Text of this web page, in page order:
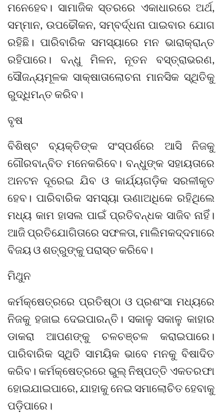
ମନେହେବ। ସାମାଜିକ ସ୍ତରରେ ଏକାଧାରରେ ଅର୍ଥ,
ସମ୍ମାନ, ଉପଢୌକନ, ସମ୍ବର୍ଦ୍ଧନା ପାଇବାର ଯୋଗ
ରହିଛି। ପାରିବାରିକ ସମସ୍ୟାରେ ମନ ଭାରାକ୍ରାନ୍ତ
ରହିପାରେ। ବନ୍ଧୁ ମିଳନ, ନୂତନ ବସ୍ତ୍ରାଭରଣ,
ସୌଜନ୍ୟମୂଳକ ସାକ୍ଷାତାଲୋଚନା ମାନସିକ ସ୍ଥିତିକୁ
ରୁଦ୍ଧିମନ୍ତ କରିବ।
ବୃଷ
ବିଶିଷ୍ଟ ବ୍ୟକ୍ତିଙ୍କ ସଂସ୍ପର୍ଶରେ ଆସି ନିଜକୁ
ଗୌରବାନ୍ବିତ ମନେକରିବେ। ବନ୍ଧୁଙ୍କ ସହାୟତାରେ
ଅନଟନ ଦୂରେଇ ଯିବ ଓ କାର୍ଯ୍ୟଗଡ଼ିକ ସରଳୀକୃତ
ହେବ। ପାରିବାରିକ ସମସ୍ୟା ଊଣାଅଧିକେ ରହିଥିଲେ
ମଧ୍ୟ କାମ ହାସଲ ପାଇଁ ପ୍ରତିବନ୍ଧକ ସାଜିବ ନାହିଁ।
ଆଜି ପ୍ରତିଯୋଗିତାରେ ସଫଳତା, ମାଲିମକଦ୍ଦମାରେ
ବିଜୟ ଓ ଶତ୍ରୁଙ୍କୁ ପରାସ୍ତ କରିବେ।
ମିଥୁନ
କର୍ମକ୍ଷେତ୍ରରେ ପ୍ରତିଷ୍ଠା ଓ ପ୍ରଶଂସା ମଧ୍ୟରେ
ନିଜକୁ ହଜାଇ ଦେଇପାରନ୍ତି। ସକାଳୁ ସକାଳୁ କାହାର
ଡାକରା ଆପଣଙ୍କୁ ଚଳଚଞ୍ଚଳ କରାଇପାରେ।
ପାରିବାରିକ ସ୍ଥିତି ସାମୟିକ ଭାବେ ମନକୁ ବିଷାଦିତ
କରିବ। କର୍ମକ୍ଷେତ୍ରରେ ଭୁଲ୍‌ ନିଷ୍ପତ୍ତି ଏକତରଫା
ହୋଇଯାଇପାରେ, ଯାହାକୁ ନେଇ ସମାଲୋଚିତ ହେବାକୁ
ପଡ଼ିପାରେ।